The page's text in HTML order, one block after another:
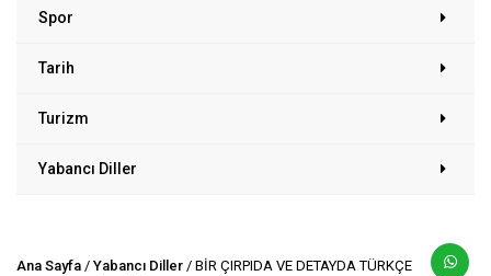
Spor
Tarih
Turizm
Yabancı Diller
Ana Sayfa / Yabancı Diller / BİR ÇIRPIDA VE DETAYDA TÜRKÇE